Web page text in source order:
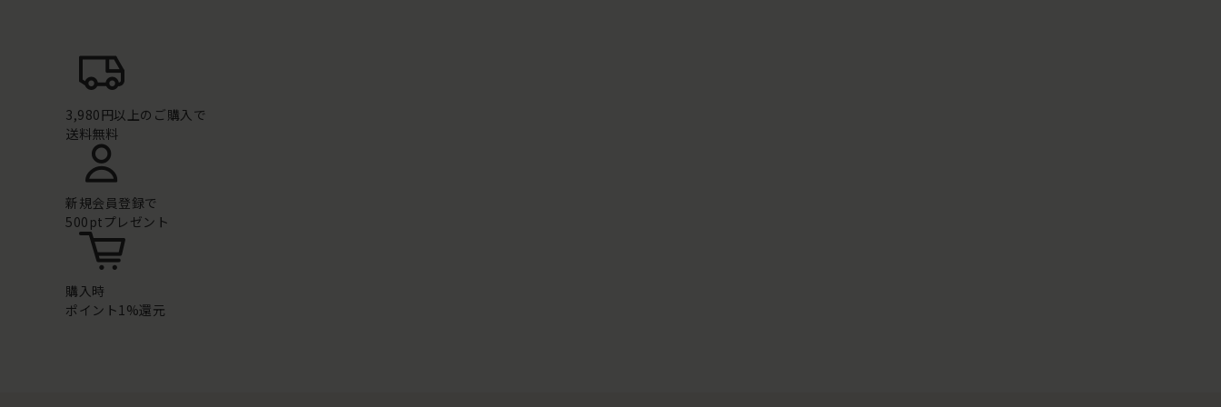
3,980円以上のご購入で
送料無料
新規会員登録で
500ptプレゼント
購入時
ポイント1%還元